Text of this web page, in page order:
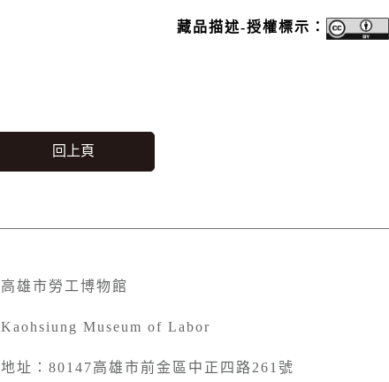
藏品描述-授權標示：
回上頁
高雄市勞工博物館
Kaohsiung Museum of Labor
地址：80147高雄市前金區中正四路261號